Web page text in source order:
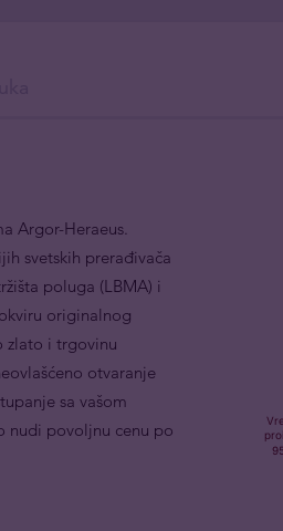
Argor-Heraeus.
svetskih prerađivača
poluga (LBMA) i
originalnog
zlato i trgovinu
otvaranje
sa vašom
nudi povoljnu cenu po